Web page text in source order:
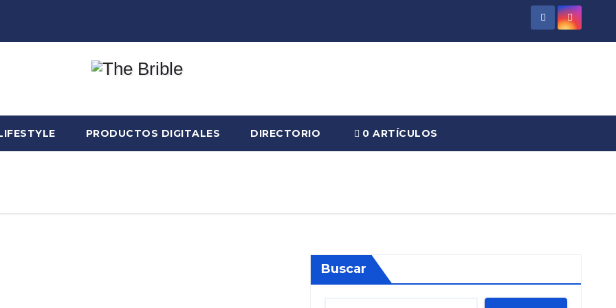
PRODUCTOS DIGITALES DIRECTORIO 0 ARTÍCULOS
Buscar